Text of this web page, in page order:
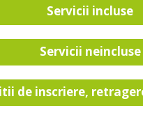
Servicii incluse
Servicii neincluse
de inscriere,